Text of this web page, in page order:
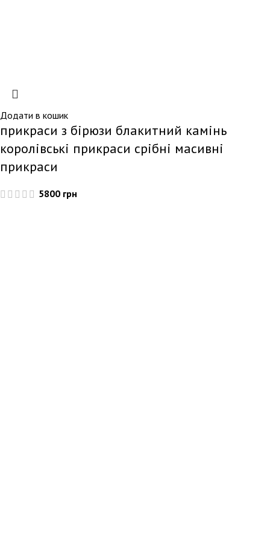
Додати в кошик
прикраси з бірюзи блакитний камінь
королівські прикраси срібні масивні
прикраси
5800 грн